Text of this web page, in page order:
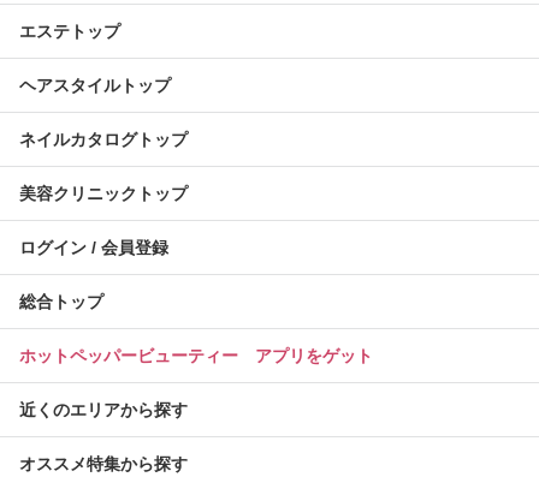
エステトップ
ヘアスタイルトップ
ネイルカタログトップ
美容クリニックトップ
ログイン / 会員登録
総合トップ
ホットペッパービューティー アプリをゲット
近くのエリアから探す
オススメ特集から探す